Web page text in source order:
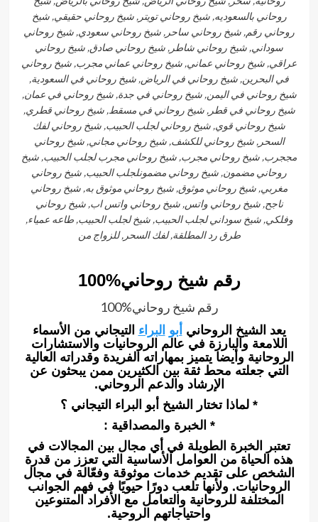
روحاني بالسعوديه, شيخ روحاني تويتر, شيخ روحاني حقيقي, شيخ
روحاني رقم, شيخ روحاني ساحر, شيخ روحاني سعودي, شيخ روحاني
سوداني, شيخ روحاني شاطر, شيخ روحاني صادق, شيخ روحاني
عراقي, شيخ روحاني عماني, شيخ روحاني عماني مجرب, شيخ روحاني
في البحرين, شيخ روحاني في الرياض, شيخ روحاني في السعودية,
شيخ روحاني في اليمن, شيخ روحاني في جدة, شيخ روحاني في عمان,
شيخ روحاني في قطر, شيخ روحاني في مسقط, شيخ روحاني قطري,
شيخ روحاني قوي, شيخ روحاني لجلب الحبيب, شيخ روحاني لفك
السحر, شيخ روحاني للكشف, شيخ روحاني مجاني, شيخ روحاني
مججرب, شيخ روحاني مجرب, شيخ روحاني مجرب لجلب الحبيب, شيخ
روحاني مضمون, شيخ روحاني مضمونلجلب الحبيب, شيخ روحاني
مغربي, شيخ روحاني موثوق, شيخ روحاني موثوق به, شيخ روحاني
ناجح, شيخ روحاني واتس, شيخ روحاني واتس اب, شيخ روحاني
وفلكي, شيخ سوداني لجلب الحبيب, شيخ لجلب الحبيب, طاعه عمياء,
طرق رد المطلقة, لفك السحر, للزواج من
رقم شيخ روحاني%100
رقم شيخ روحاني%100
يعد الشيخ الروحاني أبو البراء التيجاني من الأسماء
اللامعة والبارزة في عالم الروحانيات والاستشارات
الروحانية وأيضا يتميز بمهاراته الفريدة وقدراته العالية
التي جعلته محط ثقة بين الكثيرين ممن يبحثون عن
الإرشاد والدعم الروحاني.
* لماذا تختار الشيخ أبو البراء التيجاني ؟
* الخبرة والمصداقية :
تعتبر الخبرة الطويلة في أي مجال بين المجالات في
هذه الحياة من العوامل الأساسية التي تعزز من قدرة
الشخص على تقديم خدمات موثوقة وفعّالة في مجال
الروحانيات. ولأنها تلعب دورًا حيويًا في فهم الجوانب
المختلفة للروحانية والتعامل مع الأفراد المتنوعين
واحتياجاتهم الروحية.